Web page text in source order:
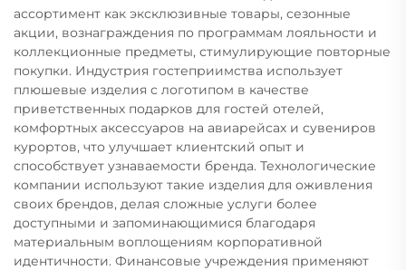
ассортимент как эксклюзивные товары, сезонные
акции, вознаграждения по программам лояльности и
коллекционные предметы, стимулирующие повторные
покупки. Индустрия гостеприимства использует
плюшевые изделия с логотипом в качестве
приветственных подарков для гостей отелей,
комфортных аксессуаров на авиарейсах и сувениров
курортов, что улучшает клиентский опыт и
способствует узнаваемости бренда. Технологические
компании используют такие изделия для оживления
своих брендов, делая сложные услуги более
доступными и запоминающимися благодаря
материальным воплощениям корпоративной
идентичности. Финансовые учреждения применяют